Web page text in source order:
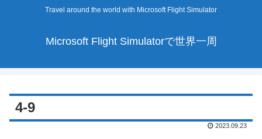
Travel around the world with Microsoft Flight Simulator
Microsoft Flight Simulatorで世界一周
4-9
2023.09.23